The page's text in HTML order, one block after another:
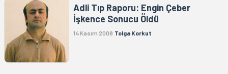
Adli Tıp Raporu: Engin Çeber
İşkence Sonucu Öldü
14 Kasım 2008 Tolga Korkut